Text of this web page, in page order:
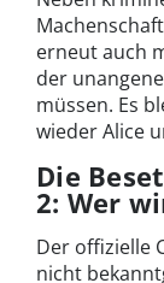
erneut auch
der
müssen. Es
wieder Alice
Die
2: Wer
Der offizielle
nicht